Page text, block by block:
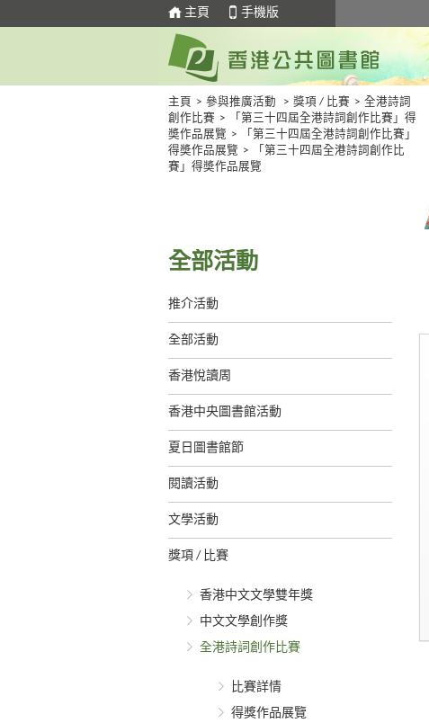
主頁 手機版
主頁 > 參與推廣活動 > 獎項 / 比賽 > 全港詩詞
創作比賽 >
「第三十四屆全港詩詞創作比賽」得
奬作品展覽 >
「第三十四屆全港詩詞創作比賽」
得奬作品展覽 >
「第三十四屆全港詩詞創作比
賽」得奬作品展覽
全部活動
推介活動
全部活動
香港悅讀周
香港中央圖書館活動
夏日圖書館節
閱讀活動
文學活動
獎項 / 比賽
香港中文文學雙年獎
中文文學創作獎
全港詩詞創作比賽
比賽詳情
得獎作品展覽